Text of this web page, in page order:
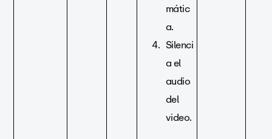
mátic
a.
Silenci
a el
audio
del
video.